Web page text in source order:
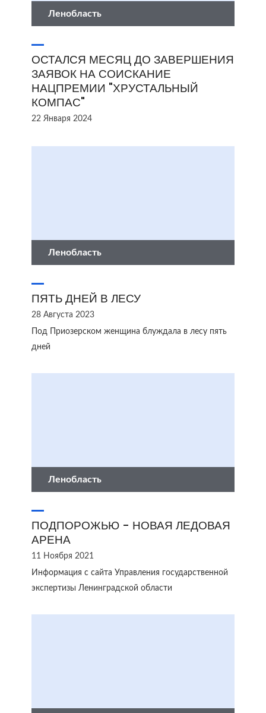
Ленобласть
ОСТАЛСЯ МЕСЯЦ ДО ЗАВЕРШЕНИЯ
ЗАЯВОК НА СОИСКАНИЕ
НАЦПРЕМИИ "ХРУСТАЛЬНЫЙ
КОМПАС"
22 Января 2024
Ленобласть
ПЯТЬ ДНЕЙ В ЛЕСУ
28 Августа 2023
Под Приозерском женщина блуждала в лесу пять
дней
Ленобласть
ПОДПОРОЖЬЮ - НОВАЯ ЛЕДОВАЯ
АРЕНА
11 Ноября 2021
Информация с сайта Управления государственной
экспертизы Ленинградской области